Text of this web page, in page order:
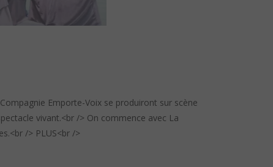
Emporte-Voix se produiront sur scène
vivant.<br /> On commence avec La
/> PLUS<br />